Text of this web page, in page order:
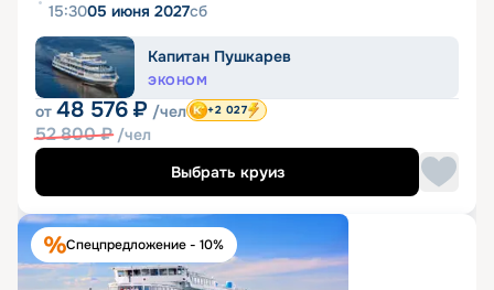
15:3005 июня 2027сб
Капитан Пушкарев
ЭКОНОМ
от 48 576 ₽ /чел
52 800₽ /чел
+2 027
Выбрать круиз
Спецпредложение - 10%